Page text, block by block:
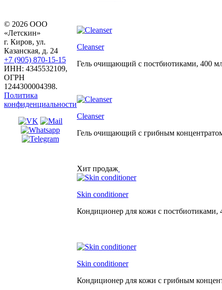
© 2026 ООО
«Летскин»
г. Киров, ул.
Казанская, д. 24
+7 (905) 870-15-15
ИНН: 4345532109,
ОГРН
1244300004398.
Политика
конфиденциальности
Cleanser
Гель очищающий с постбиотиками, 400
Cleanser
Гель очищающий с грибным
Хит продаж
Skin conditioner
Кондиционер для кожи с постбиотиками,
Skin conditioner
Кондиционер для кожи с грибным